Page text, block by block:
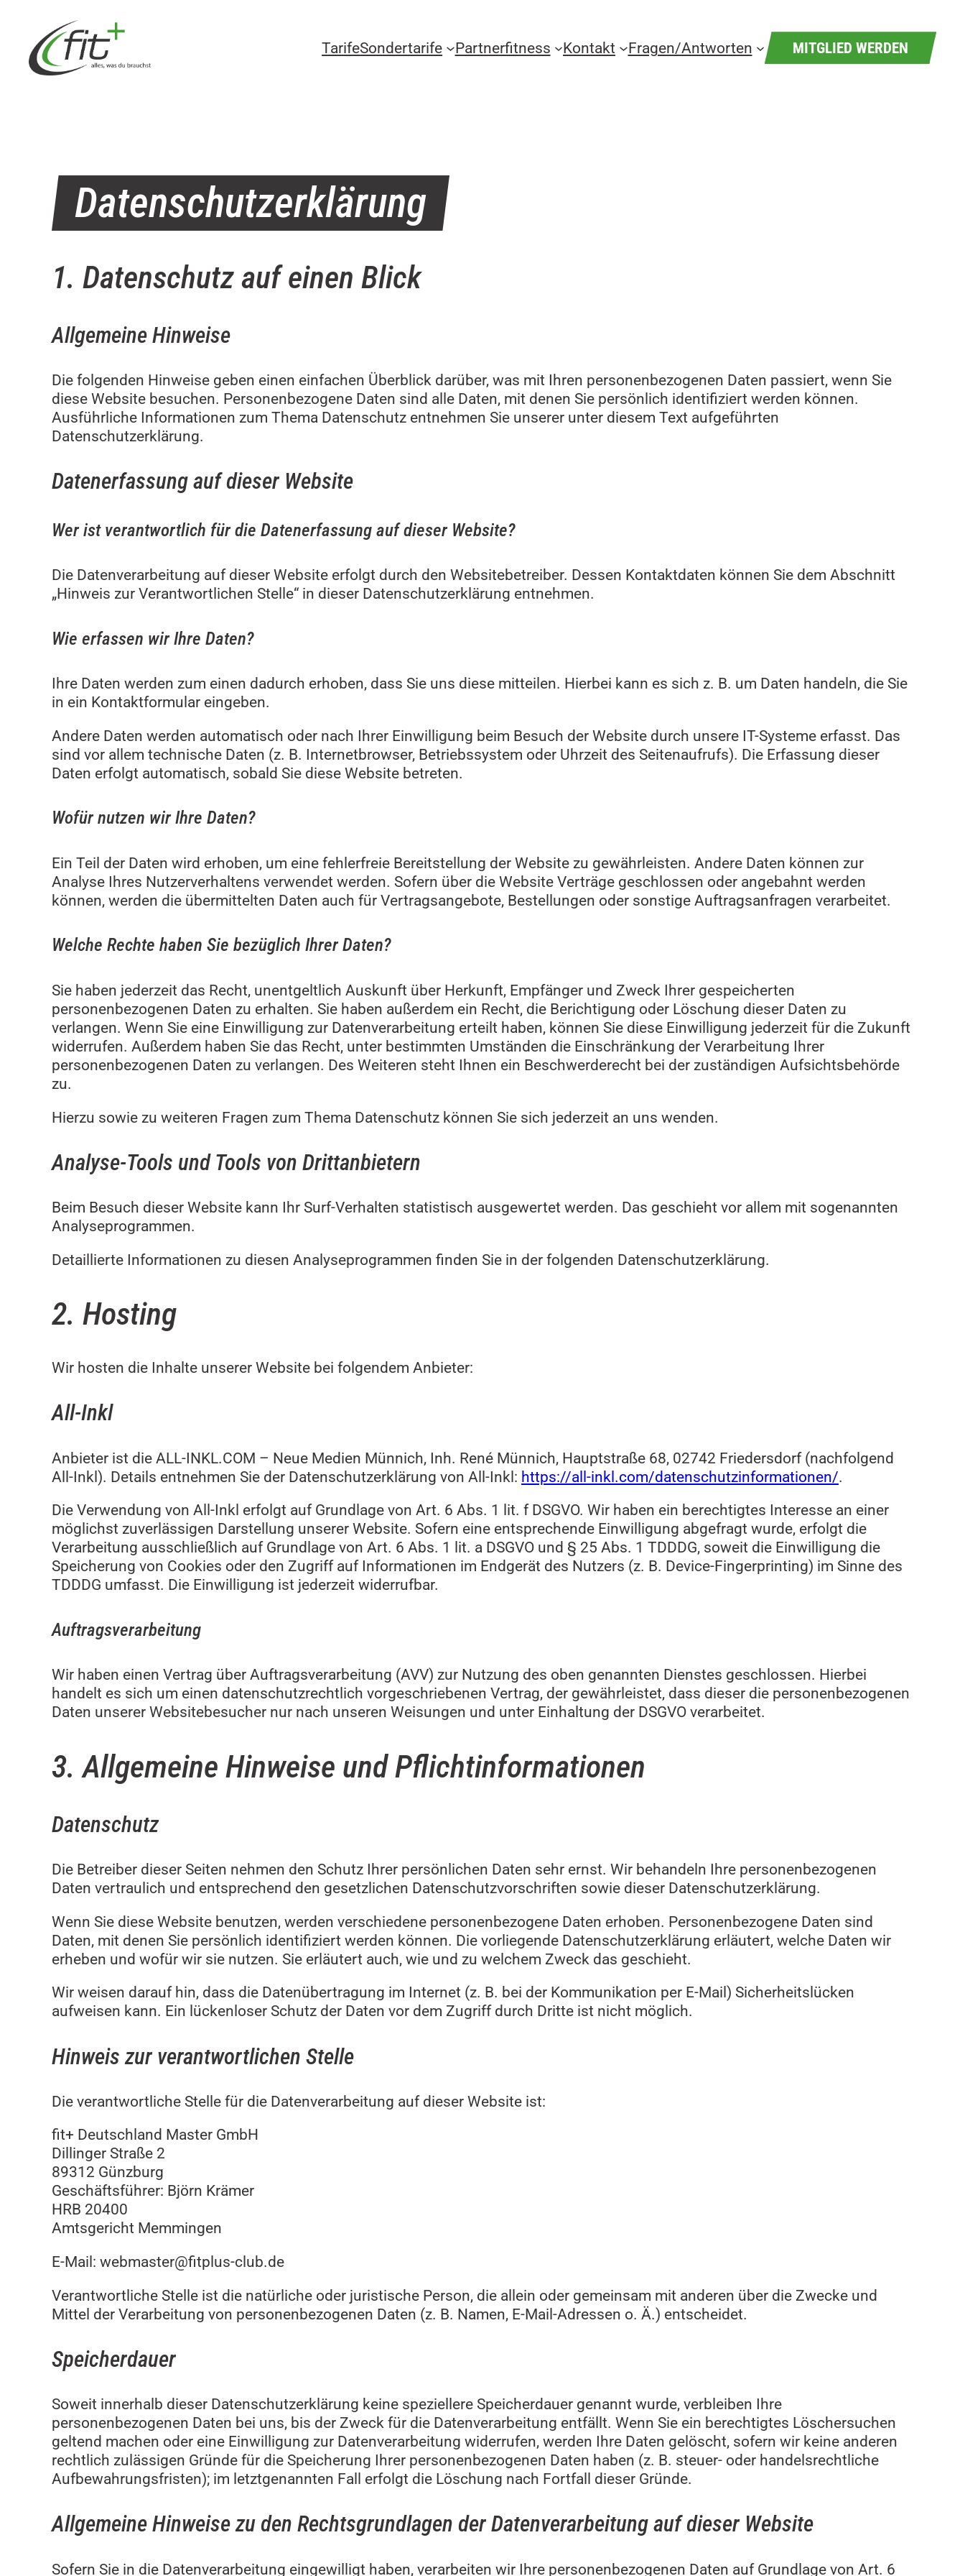
springen
TarifeSondertarife Partnerfitness Kontakt Fragen/Antworten MITGLIED WERDEN
Datenschutzerklärung
1. Datenschutz auf einen Blick
Allgemeine Hinweise
Die folgenden Hinweise geben einen einfachen Überblick darüber, was mit Ihren personenbezogenen Daten passiert, wenn Sie
diese Website besuchen. Personenbezogene Daten sind alle Daten, mit denen Sie persönlich identifiziert werden können.
Ausführliche Informationen zum Thema Datenschutz entnehmen Sie unserer unter diesem Text aufgeführten
Datenschutzerklärung.
Datenerfassung auf dieser Website
Wer ist verantwortlich für die Datenerfassung auf dieser Website?
Die Datenverarbeitung auf dieser Website erfolgt durch den Websitebetreiber. Dessen Kontaktdaten können Sie dem Abschnitt
„Hinweis zur Verantwortlichen Stelle“ in dieser Datenschutzerklärung entnehmen.
Wie erfassen wir Ihre Daten?
Ihre Daten werden zum einen dadurch erhoben, dass Sie uns diese mitteilen. Hierbei kann es sich z. B. um Daten handeln, die Sie
in ein Kontaktformular eingeben.
Andere Daten werden automatisch oder nach Ihrer Einwilligung beim Besuch der Website durch unsere IT-Systeme erfasst. Das
sind vor allem technische Daten (z. B. Internetbrowser, Betriebssystem oder Uhrzeit des Seitenaufrufs). Die Erfassung dieser
Daten erfolgt automatisch, sobald Sie diese Website betreten.
Wofür nutzen wir Ihre Daten?
Ein Teil der Daten wird erhoben, um eine fehlerfreie Bereitstellung der Website zu gewährleisten. Andere Daten können zur
Analyse Ihres Nutzerverhaltens verwendet werden. Sofern über die Website Verträge geschlossen oder angebahnt werden
können, werden die übermittelten Daten auch für Vertragsangebote, Bestellungen oder sonstige Auftragsanfragen verarbeitet.
Welche Rechte haben Sie bezüglich Ihrer Daten?
Sie haben jederzeit das Recht, unentgeltlich Auskunft über Herkunft, Empfänger und Zweck Ihrer gespeicherten
personenbezogenen Daten zu erhalten. Sie haben außerdem ein Recht, die Berichtigung oder Löschung dieser Daten zu
verlangen. Wenn Sie eine Einwilligung zur Datenverarbeitung erteilt haben, können Sie diese Einwilligung jederzeit für die Zukunft
widerrufen. Außerdem haben Sie das Recht, unter bestimmten Umständen die Einschränkung der Verarbeitung Ihrer
personenbezogenen Daten zu verlangen. Des Weiteren steht Ihnen ein Beschwerderecht bei der zuständigen Aufsichtsbehörde
zu.
Hierzu sowie zu weiteren Fragen zum Thema Datenschutz können Sie sich jederzeit an uns wenden.
Analyse-Tools und Tools von Dritt­anbietern
Beim Besuch dieser Website kann Ihr Surf-Verhalten statistisch ausgewertet werden. Das geschieht vor allem mit sogenannten
Analyseprogrammen.
Detaillierte Informationen zu diesen Analyseprogrammen finden Sie in der folgenden Datenschutzerklärung.
2. Hosting
Wir hosten die Inhalte unserer Website bei folgendem Anbieter:
All-Inkl
Anbieter ist die ALL-INKL.COM – Neue Medien Münnich, Inh. René Münnich, Hauptstraße 68, 02742 Friedersdorf (nachfolgend
All-Inkl). Details entnehmen Sie der Datenschutzerklärung von All-Inkl: https://all-inkl.com/datenschutzinformationen/.
Die Verwendung von All-Inkl erfolgt auf Grundlage von Art. 6 Abs. 1 lit. f DSGVO. Wir haben ein berechtigtes Interesse an einer
möglichst zuverlässigen Darstellung unserer Website. Sofern eine entsprechende Einwilligung abgefragt wurde, erfolgt die
Verarbeitung ausschließlich auf Grundlage von Art. 6 Abs. 1 lit. a DSGVO und § 25 Abs. 1 TDDDG, soweit die Einwilligung die
Speicherung von Cookies oder den Zugriff auf Informationen im Endgerät des Nutzers (z. B. Device-Fingerprinting) im Sinne des
TDDDG umfasst. Die Einwilligung ist jederzeit widerrufbar.
Auftragsverarbeitung
Wir haben einen Vertrag über Auftragsverarbeitung (AVV) zur Nutzung des oben genannten Dienstes geschlossen. Hierbei
handelt es sich um einen datenschutzrechtlich vorgeschriebenen Vertrag, der gewährleistet, dass dieser die personenbezogenen
Daten unserer Websitebesucher nur nach unseren Weisungen und unter Einhaltung der DSGVO verarbeitet.
3. Allgemeine Hinweise und Pflicht­informationen
Datenschutz
Die Betreiber dieser Seiten nehmen den Schutz Ihrer persönlichen Daten sehr ernst. Wir behandeln Ihre personenbezogenen
Daten vertraulich und entsprechend den gesetzlichen Datenschutzvorschriften sowie dieser Datenschutzerklärung.
Wenn Sie diese Website benutzen, werden verschiedene personenbezogene Daten erhoben. Personenbezogene Daten sind
Daten, mit denen Sie persönlich identifiziert werden können. Die vorliegende Datenschutzerklärung erläutert, welche Daten wir
erheben und wofür wir sie nutzen. Sie erläutert auch, wie und zu welchem Zweck das geschieht.
Wir weisen darauf hin, dass die Datenübertragung im Internet (z. B. bei der Kommunikation per E-Mail) Sicherheitslücken
aufweisen kann. Ein lückenloser Schutz der Daten vor dem Zugriff durch Dritte ist nicht möglich.
Hinweis zur verantwortlichen Stelle
Die verantwortliche Stelle für die Datenverarbeitung auf dieser Website ist:
fit+ Deutschland Master GmbH
Dillinger Straße 2
89312 Günzburg
Geschäftsführer: Björn Krämer
HRB 20400
Amtsgericht Memmingen
E-Mail: webmaster@fitplus-club.de
Verantwortliche Stelle ist die natürliche oder juristische Person, die allein oder gemeinsam mit anderen über die Zwecke und
Mittel der Verarbeitung von personenbezogenen Daten (z. B. Namen, E-Mail-Adressen o. Ä.) entscheidet.
Speicherdauer
Soweit innerhalb dieser Datenschutzerklärung keine speziellere Speicherdauer genannt wurde, verbleiben Ihre
personenbezogenen Daten bei uns, bis der Zweck für die Datenverarbeitung entfällt. Wenn Sie ein berechtigtes Löschersuchen
geltend machen oder eine Einwilligung zur Datenverarbeitung widerrufen, werden Ihre Daten gelöscht, sofern wir keine anderen
rechtlich zulässigen Gründe für die Speicherung Ihrer personenbezogenen Daten haben (z. B. steuer- oder handelsrechtliche
Aufbewahrungsfristen); im letztgenannten Fall erfolgt die Löschung nach Fortfall dieser Gründe.
Allgemeine Hinweise zu den Rechtsgrundlagen der Datenverarbeitung auf dieser Website
Sofern Sie in die Datenverarbeitung eingewilligt haben, verarbeiten wir Ihre personenbezogenen Daten auf Grundlage von Art. 6